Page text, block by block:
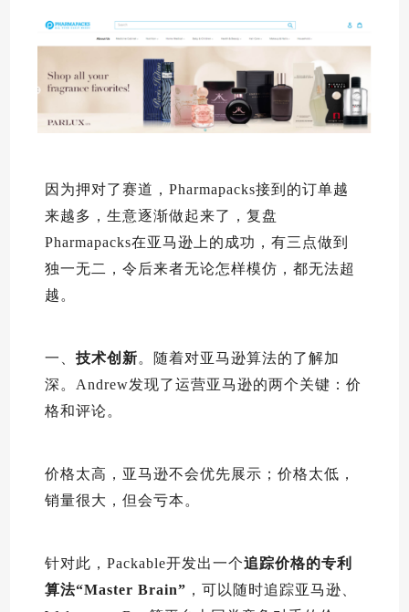
因为押对了赛道，Pharmapacks接到的订单越
来越多，生意逐渐做起来了，复盘
Pharmapacks在亚马逊上的成功，有三点做到
独一无二，令后来者无论怎样模仿，都无法超
越。
一、技术创新。随着对亚马逊算法的了解加
深。Andrew发现了运营亚马逊的两个关键：价
格和评论。
价格太高，亚马逊不会优先展示；价格太低，
销量很大，但会亏本。
针对此，Packable开发出一个追踪价格的专利
算法“Master Brain” ，可以随时追踪亚马逊、